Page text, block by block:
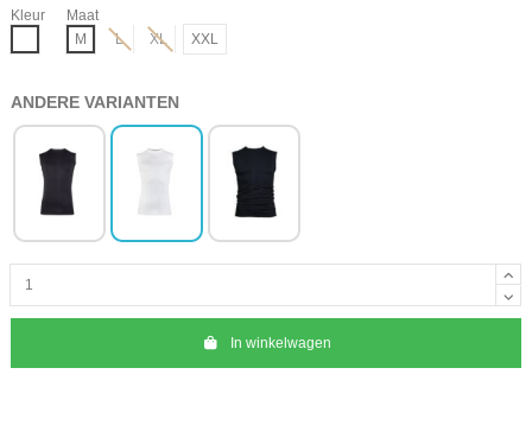
Kleur
Maat
M
L XL XXL
ANDERE VARIANTEN
In winkelwagen